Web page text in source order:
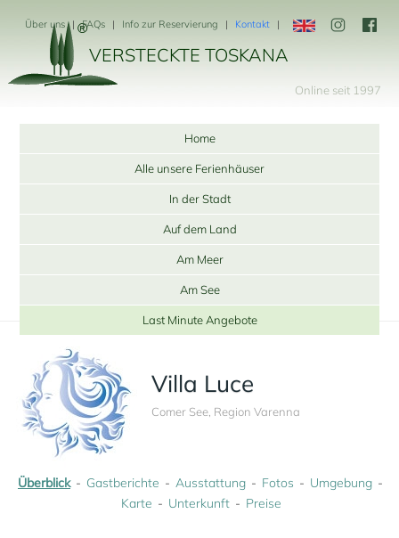
VERSTECKTE TOSKANA
Über uns FAQs Info zur Reservierung Kontakt
Online seit 1997
Home
Alle unsere Ferienhäuser
In der Stadt
Auf dem Land
Am Meer
Am See
Last Minute Angebote
Villa Luce
Comer See, Region Varenna
Überblick Gastberichte Ausstattung Fotos
Umgebung
Karte
Unterkunft Preise